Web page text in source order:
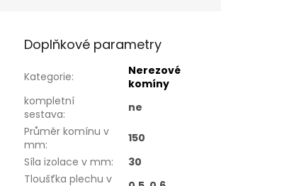
Doplňkové parametry
Kategorie:
Nerezové
komíny
kompletní
sestava:
ne
Průměr komínu v
mm:
150
Síla izolace v mm:
30
Tloušťka plechu v